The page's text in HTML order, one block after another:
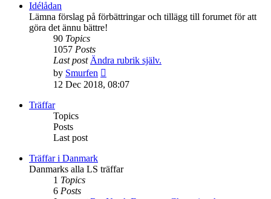
Idélådan
Lämna förslag på förbättringar och tillägg till forumet för att
göra det ännu bättre!
90 Topics
1057 Posts
Last post Ändra rubrik själv.
by Smurfen
the
12 Dec 2018, 08:07
Träffar
Topics
Posts
Last post
Träffar i Danmark
Danmarks alla LS träffar
1 Topics
6 Posts